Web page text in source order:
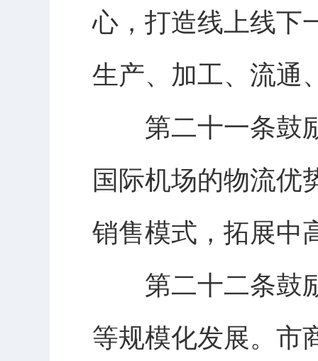
心，打造线上线下
生产、加工、流通
第二十一条鼓励
国际机场的物流优
销售模式，拓展中
第二十二条鼓励
等规模化发展。市